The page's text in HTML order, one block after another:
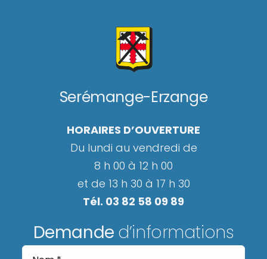
Serémange-Erzange
HORAIRES D’OUVERTURE
Du lundi au vendredi de
8 h 00 à 12 h 00
et de 13 h 30 à 17 h 30
Tél. 03 82 58 09 89
Demande d’informations